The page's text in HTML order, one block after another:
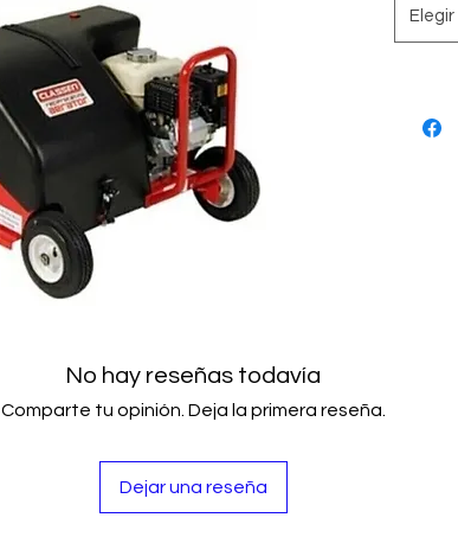
Elegir
No hay reseñas todavía
Comparte tu opinión. Deja la primera reseña.
Dejar una reseña